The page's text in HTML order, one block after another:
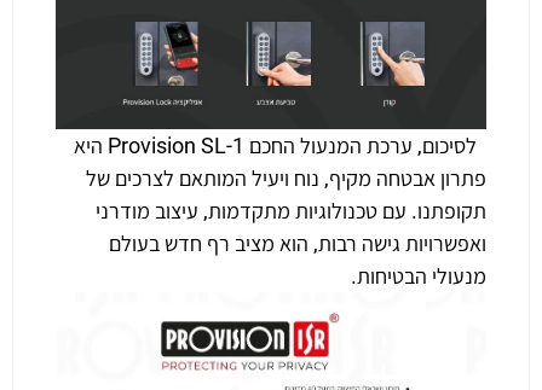
לסיכום, ערכת המנעול החכם Provision SL-1 היא
פתרון אבטחה מקיף, נוח ויעיל המותאם לצרכים של
תקופתנו. עם טכנולוגיות מתקדמות, עיצוב מודרני
ואפשרויות גישה רבות, הוא מציב רף חדש בעולם
מנעולי הבטיחות.